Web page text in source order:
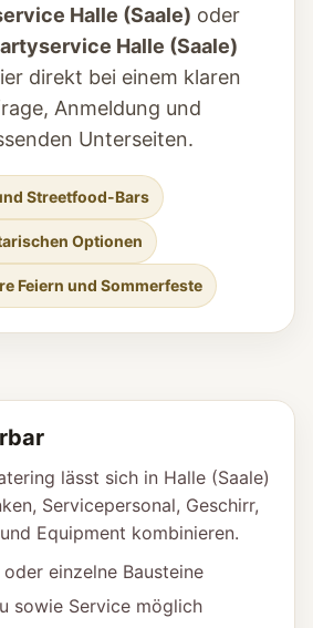
Halle (Saale) oder
Halle (Saale)
direkt bei einem klaren
Anmeldung und
Unterseiten.
Streetfood-Bars
Optionen
Feiern und Sommerfeste
lässt sich in Halle (Saale)
Servicepersonal, Geschirr,
Equipment kombinieren.
einzelne Bausteine
sowie Service möglich